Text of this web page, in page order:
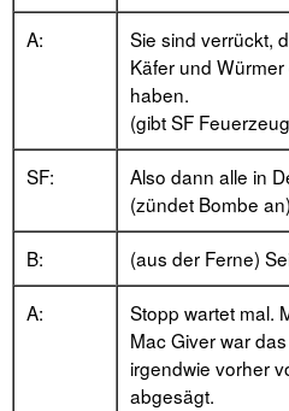
A:
Sie sind verrückt,
Käfer und
haben.
(gibt SF
SF:
Also dann alle in
(zündet Bombe an)
B: (aus der Ferne)
A:
Stopp wartet mal.
Mac Giver war
irgendwie vorher
abgesägt.